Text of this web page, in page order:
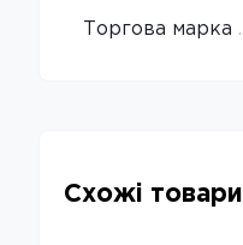
Торгова марка
Схожі товари